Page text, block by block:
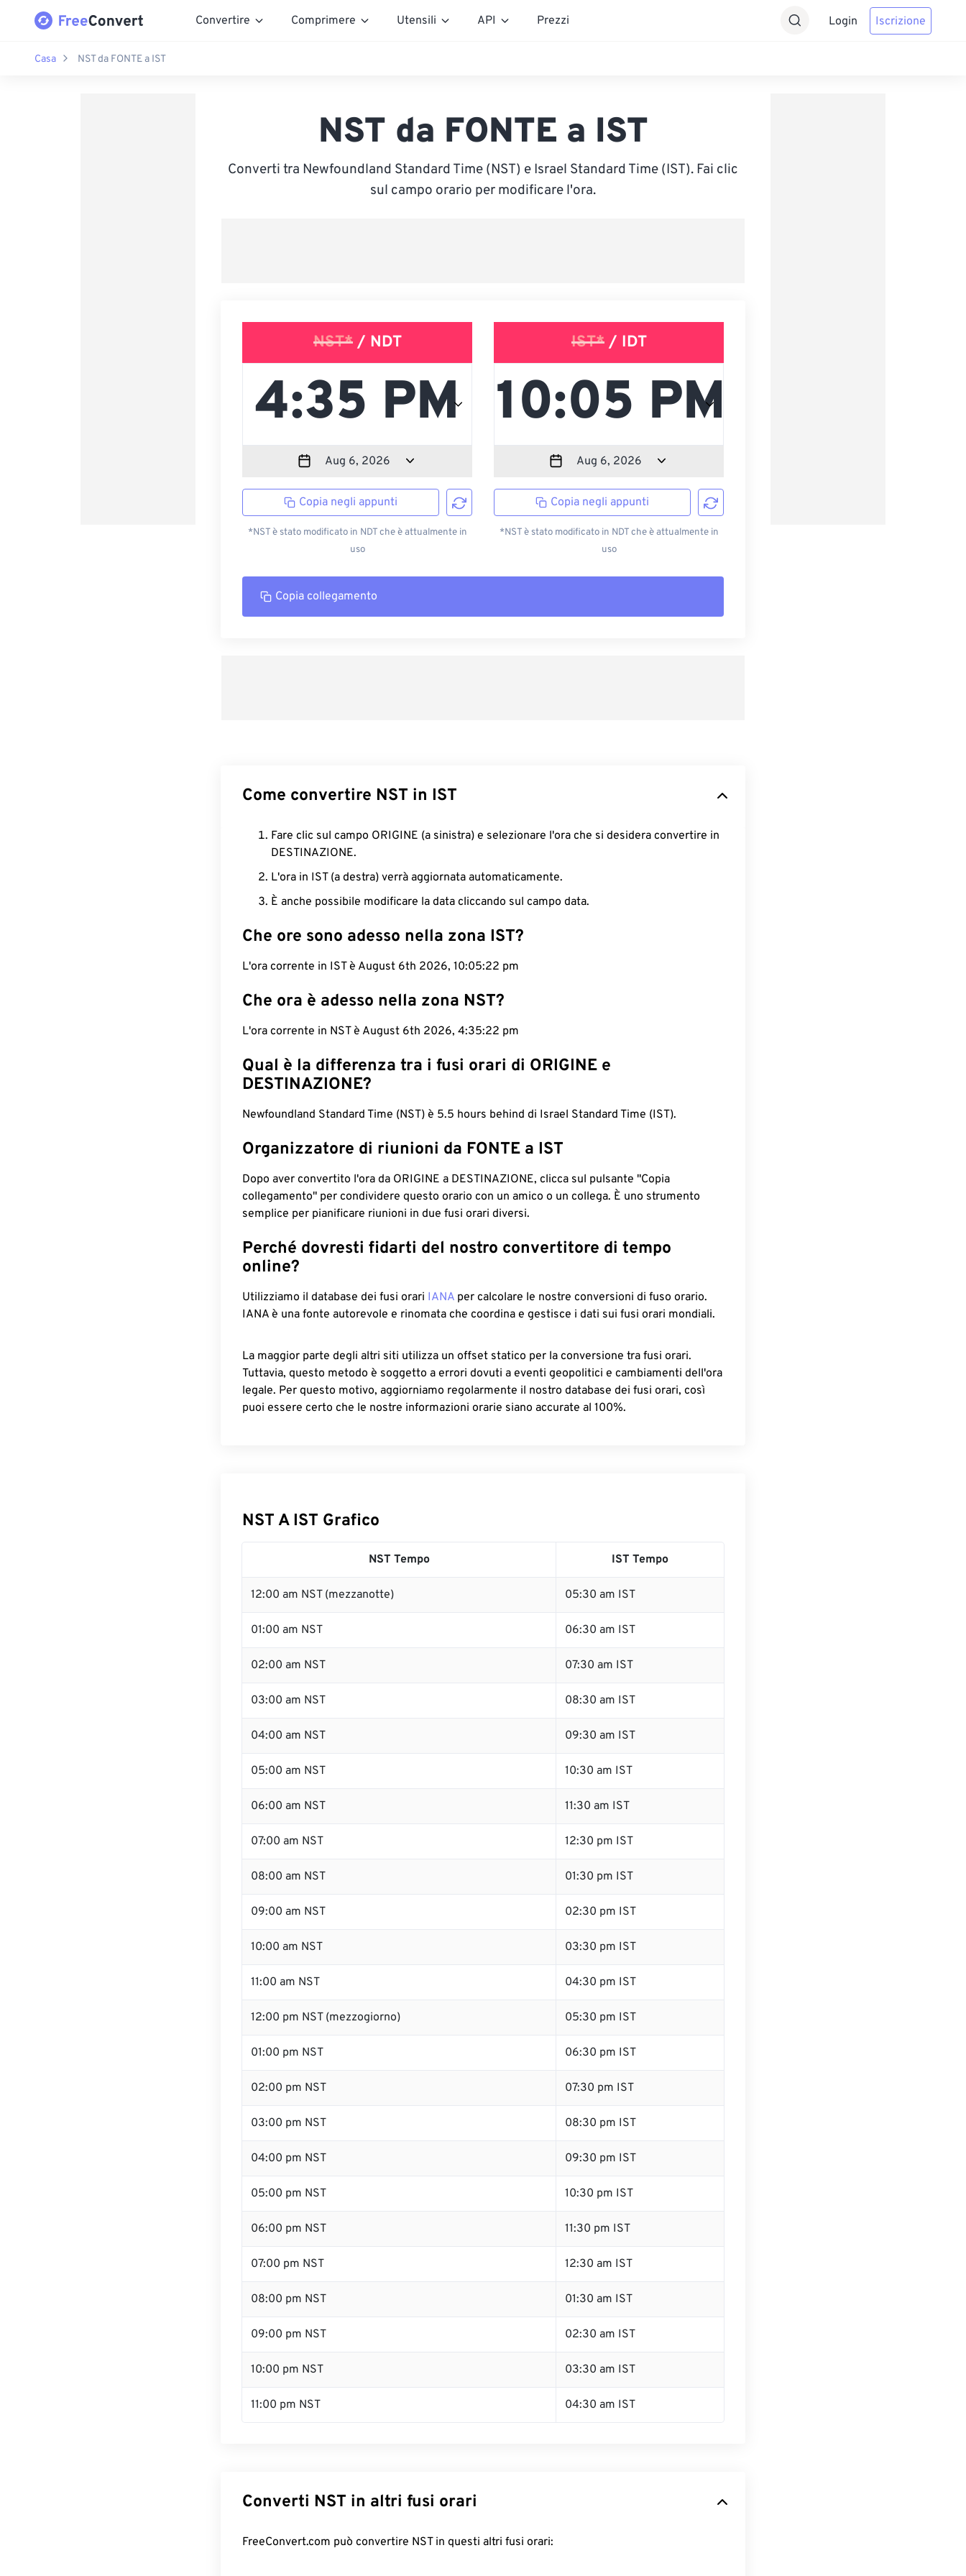
Convertire Comprimere Utensili API Prezzi Login Iscrizione
Casa NST da FONTE a IST
NST da FONTE a IST
Converti tra Newfoundland Standard Time (NST) e Israel Standard Time (IST). Fai clic
sul campo orario per modificare l'ora.
NST*/ NDT
Copia negli appunti
*NST è stato modificato in NDT che è attualmente in
uso
IST*/ IDT
Copia negli appunti
*NST è stato modificato in NDT che è attualmente in
uso
Copia collegamento
Come convertire NST in IST
Fare clic sul campo ORIGINE (a sinistra) e selezionare l'ora che si desidera convertire in
DESTINAZIONE.
L'ora in IST (a destra) verrà aggiornata automaticamente.
È anche possibile modificare la data cliccando sul campo data.
Che ore sono adesso nella zona IST?
L'ora corrente in IST è August 6th 2026, 10:05:23 pm
Che ora è adesso nella zona NST?
L'ora corrente in NST è August 6th 2026, 4:35:23 pm
Qual è la differenza tra i fusi orari di ORIGINE e
DESTINAZIONE?
Newfoundland Standard Time (NST) è 5.5 hours behind di Israel Standard Time (IST).
Organizzatore di riunioni da FONTE a IST
Dopo aver convertito l'ora da ORIGINE a DESTINAZIONE, clicca sul pulsante "Copia
collegamento" per condividere questo orario con un amico o un collega. È uno strumento
semplice per pianificare riunioni in due fusi orari diversi.
Perché dovresti fidarti del nostro convertitore di tempo
online?
Utilizziamo il database dei fusi orari IANA per calcolare le nostre conversioni di fuso orario.
IANA è una fonte autorevole e rinomata che coordina e gestisce i dati sui fusi orari mondiali.
La maggior parte degli altri siti utilizza un offset statico per la conversione tra fusi orari.
Tuttavia, questo metodo è soggetto a errori dovuti a eventi geopolitici e cambiamenti dell'ora
legale. Per questo motivo, aggiorniamo regolarmente il nostro database dei fusi orari, così
puoi essere certo che le nostre informazioni orarie siano accurate al 100%.
NST A IST Grafico
NST Tempo IST Tempo
12:00 am NST (mezzanotte) 05:30 am IST
01:00 am NST 06:30 am IST
02:00 am NST 07:30 am IST
03:00 am NST 08:30 am IST
04:00 am NST 09:30 am IST
05:00 am NST 10:30 am IST
06:00 am NST 11:30 am IST
07:00 am NST 12:30 pm IST
08:00 am NST 01:30 pm IST
09:00 am NST 02:30 pm IST
10:00 am NST 03:30 pm IST
11:00 am NST 04:30 pm IST
12:00 pm NST (mezzogiorno) 05:30 pm IST
01:00 pm NST 06:30 pm IST
02:00 pm NST 07:30 pm IST
03:00 pm NST 08:30 pm IST
04:00 pm NST 09:30 pm IST
05:00 pm NST 10:30 pm IST
06:00 pm NST 11:30 pm IST
07:00 pm NST 12:30 am IST
08:00 pm NST 01:30 am IST
09:00 pm NST 02:30 am IST
10:00 pm NST 03:30 am IST
11:00 pm NST 04:30 am IST
Converti NST in altri fusi orari
FreeConvert.com può convertire NST in questi altri fusi orari: